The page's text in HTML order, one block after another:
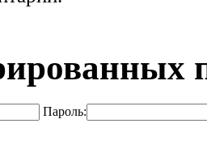
Пароль: